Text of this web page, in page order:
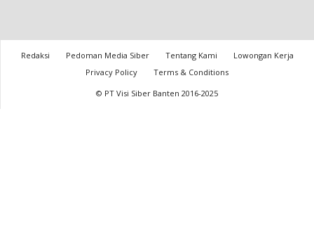
Redaksi Pedoman Media Siber Tentang Kami
Lowongan Kerja
Privacy Policy
Terms & Conditions
© PT Visi Siber Banten 2016-2025